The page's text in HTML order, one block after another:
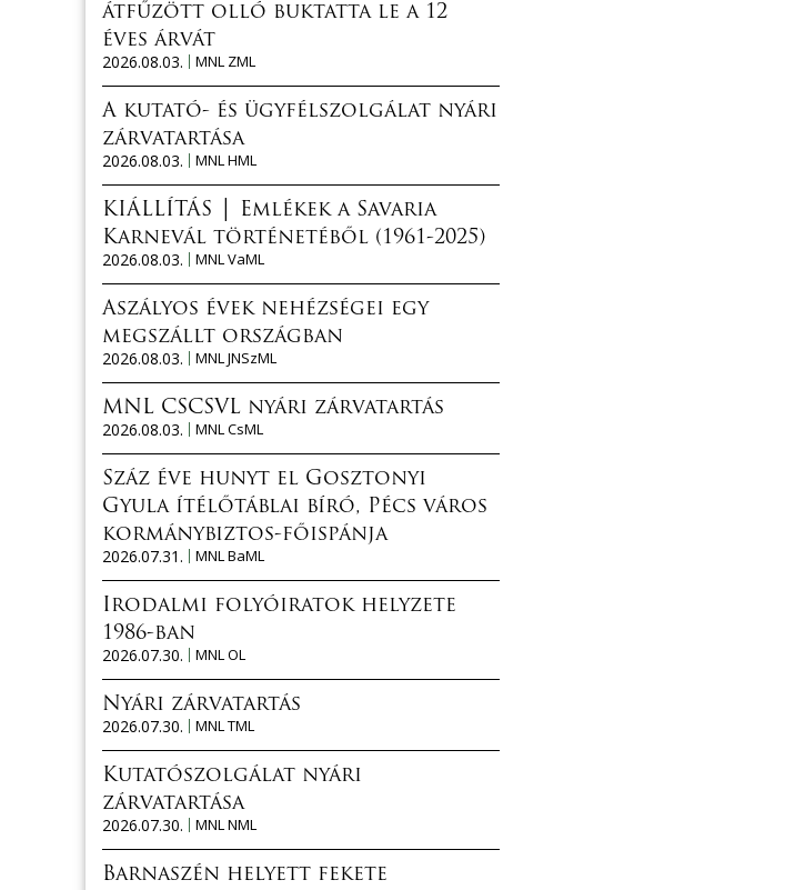
átfűzött olló buktatta le a 12
éves árvát
2026.08.03.
MNL ZML
A kutató- és ügyfélszolgálat nyári
zárvatartása
2026.08.03.
MNL HML
KIÁLLÍTÁS │ Emlékek a Savaria
Karnevál történetéből (1961-2025)
2026.08.03.
MNL VaML
Aszályos évek nehézségei egy
megszállt országban
2026.08.03.
MNL JNSzML
MNL CSCSVL nyári zárvatartás
2026.08.03.
MNL CsML
Száz éve hunyt el Gosztonyi
Gyula ítélőtáblai bíró, Pécs város
kormánybiztos-főispánja
2026.07.31.
MNL BaML
Irodalmi folyóiratok helyzete
1986-ban
2026.07.30.
MNL OL
Nyári zárvatartás
2026.07.30.
MNL TML
Kutatószolgálat nyári
zárvatartása
2026.07.30.
MNL NML
Barnaszén helyett fekete